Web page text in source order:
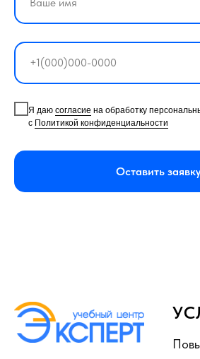
Я даю согласие на обработку
с Политикой конфиденциальности
Оставить заявку